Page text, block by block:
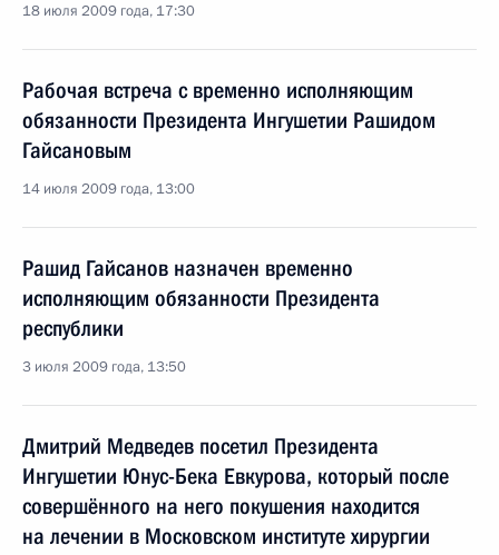
18 июля 2009 года, 17:30
Рабочая встреча с временно исполняющим
обязанности Президента Ингушетии Рашидом
Гайсановым
14 июля 2009 года, 13:00
Рашид Гайсанов назначен временно
исполняющим обязанности Президента
республики
3 июля 2009 года, 13:50
Дмитрий Медведев посетил Президента
Ингушетии Юнус-Бека Евкурова, который после
совершённого на него покушения находится
на лечении в Московском институте хирургии